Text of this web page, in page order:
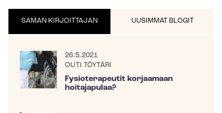
SAMAN KIRJOITTAJAN UUSIMMAT BLOGIT
26.5.2021
OUTI TÖYTÄRI
Fysioterapeutit korjaamaan
hoitajapulaa?